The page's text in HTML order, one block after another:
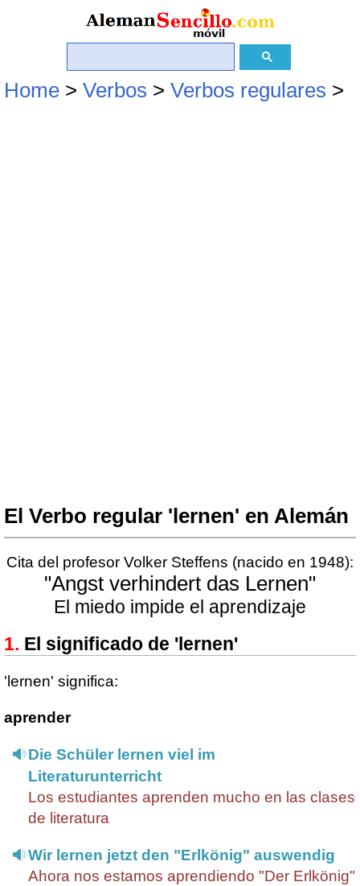
Home > Verbos > Verbos regulares >
El Verbo regular 'lernen' en Alemán
Cita del profesor Volker Steffens (nacido en 1948):
"Angst verhindert das Lernen"
El miedo impide el aprendizaje
El significado de 'lernen'
'lernen' significa:
aprender
Die Schüler lernen viel im
Literaturunterricht
Los estudiantes aprenden mucho en las clases
de literatura
Wir lernen jetzt den "Erlkönig" auswendig
Ahora nos estamos aprendiendo "Der Erlkönig"